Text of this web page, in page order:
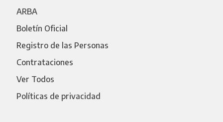
ARBA
Boletín Oficial
Registro de las Personas
Contrataciones
Ver Todos
Políticas de privacidad